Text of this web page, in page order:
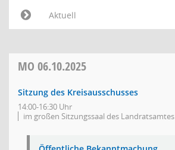
Aktuell
MO 06.10.2025
Sitzung des Kreisausschusses
14:00-16:30 Uhr
im großen Sitzungssaal des Landratsamtes